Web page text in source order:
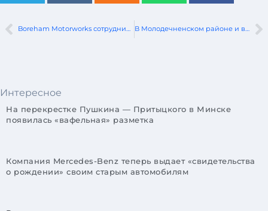
Boreham Motorworks сотрудничает с Ford для возрождения RS200 и MK1 Escort В Молодечненском районе и в Витебске из-за ДТП опрокинулись автомобили
Интересное
На перекрестке Пушкина — Притыцкого в Минске
появилась «вафельная» разметка
Компания Mercedes-Benz теперь выдает «свидетельства
о рождении» своим старым автомобилям